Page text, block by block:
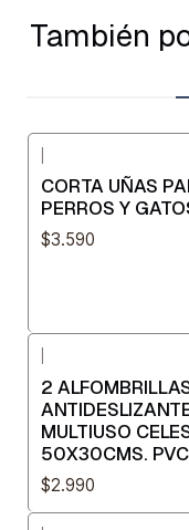
También
CORTA UÑAS
PERROS Y
$3.590
2
MULTIUSO
50X30CMS. PVC
$2.990